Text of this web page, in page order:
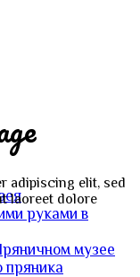
руками в
музее
пряника
adipiscing elit, sed
laoreet dolore